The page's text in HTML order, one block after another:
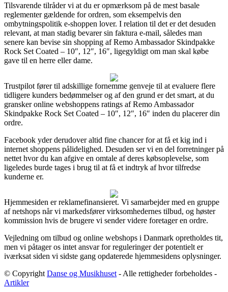
Tilsvarende tilråder vi at du er opmærksom på de mest basale
reglementer gældende for ordren, som eksempelvis den
ombytningspolitik e-shoppen lover. I relation til det er det desuden
relevant, at man stadig bevarer sin faktura e-mail, således man
senere kan bevise sin shopping af Remo Ambassador Skindpakke
Rock Set Coated – 10″, 12″, 16″, ligegyldigt om man skal købe
gave til en herre eller dame.
Trustpilot fører til adskillige fornemme genveje til at evaluere flere
tidligere kunders bedømmelser og af den grund er det smart, at du
gransker online webshoppens ratings af Remo Ambassador
Skindpakke Rock Set Coated – 10″, 12″, 16″ inden du placerer din
ordre.
Facebook yder derudover altid fine chancer for at få et kig ind i
internet shoppens pålidelighed. Desuden ser vi en del forretninger på
nettet hvor du kan afgive en omtale af deres købsoplevelse, som
ligeledes burde tages i brug til at få et indtryk af hvor tilfredse
kunderne er.
Hjemmesiden er reklamefinansieret. Vi samarbejder med en gruppe
af netshops når vi markedsfører virksomhedernes tilbud, og høster
kommission hvis de brugere vi sender videre foretager en ordre.
Vejledning om tilbud og online webshops i Danmark opretholdes tit,
men vi påtager os intet ansvar for reguleringer der potentielt er
iværksat siden vi sidste gang opdaterede hjemmesidens oplysninger.
© Copyright Danse og Musikhuset - Alle rettigheder forbeholdes -
Artikler